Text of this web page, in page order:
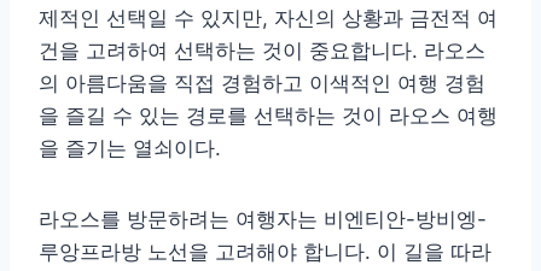
제적인 선택일 수 있지만, 자신의 상황과 금전적 여
건을 고려하여 선택하는 것이 중요합니다. 라오스
의 아름다움을 직접 경험하고 이색적인 여행 경험
을 즐길 수 있는 경로를 선택하는 것이 라오스 여행
을 즐기는 열쇠이다.
라오스를 방문하려는 여행자는 비엔티안-방비엥-
루앙프라방 노선을 고려해야 합니다. 이 길을 따라